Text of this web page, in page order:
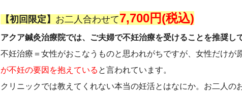
【初回限定】 お二人合わせて7,700円(税込)
アクア鍼灸治療院では、ご夫婦で不妊治療を受けることを推奨し
不妊治療＝女性がおこなうものと思われがちですが、女性だけが
が不妊の要因を抱えている と言われています。
クリニックでは教えてくれない本当の妊活とはなにか。お二人の